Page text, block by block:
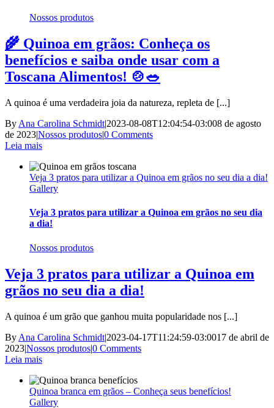
Nossos produtos
🌾 Quinoa em grãos: Conheça os
benefícios e saiba onde usar com a
Toscana Alimentos! 🍲🥗
A quinoa é uma verdadeira joia da natureza, repleta de [...]
By Ana Carolina Schmidt|2023-08-08T12:04:54-03:008 de agosto
de 2023|Nossos produtos|0 Comments
Leia mais
Veja 3 pratos para utilizar a Quinoa em grãos no seu dia a dia!
Gallery
Veja 3 pratos para utilizar a Quinoa em grãos no seu dia
a dia!
Nossos produtos
Veja 3 pratos para utilizar a Quinoa em
grãos no seu dia a dia!
A quinoa é um grão que ganhou muita popularidade nos [...]
By Ana Carolina Schmidt|2023-04-17T11:24:59-03:0017 de abril de
2023|Nossos produtos|0 Comments
Leia mais
Quinoa branca em grãos – Conheça seus benefícios!
Gallery